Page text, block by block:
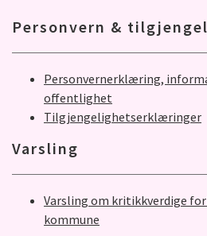
Personvern &
Personvernerklæring,
offentlighet
Tilgjengelighetserklæringer
Varsling
Varsling om kritikkverdige
kommune